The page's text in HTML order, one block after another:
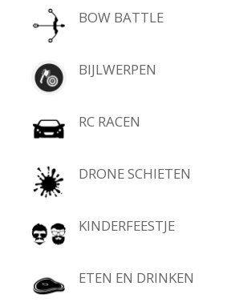
BOW BATTLE
BIJLWERPEN
RC RACEN
DRONE SCHIETEN
KINDERFEESTJE
ETEN EN DRINKEN